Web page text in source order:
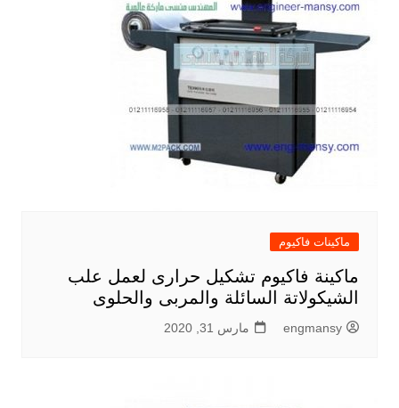
ماكينات فاكيوم
ماكينة فاكيوم تشكيل حرارى لعمل علب
الشيكولاتة السائلة والمربى والحلوى
engmansy مارس 31, 2020